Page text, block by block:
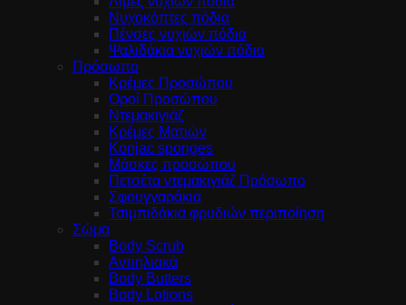
Νυχοκόπτες πόδια
Πένσες νυχιών πόδια
Ψαλιδάκια νυχιών πόδια
Πρόσωπο
Κρέμες Προσώπου
Οροί Προσώπου
Ντεμακιγιάζ
Κρέμες Ματιών
Konjac sponges
Μάσκες προσώπου
Πετσέτα ντεμακιγιάζ Πρόσωπο
Σφουγγαράκια
Τσιμπιδάκια φρυδιών περιποίηση
Σώμα
Body Scrub
Αντιηλιακά
Body Butters
Body Lotions